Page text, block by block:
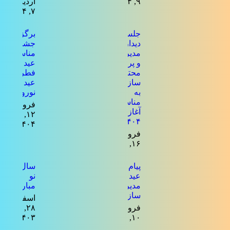
۷, ۱۴۰۴
جلسه
دیدار
مدیرعامل
و پرسنل
محترم
سازمان
به
مناسبت
آغاز سال
۱۴۰۴
فروردین
۱۶, ۱۴۰۴
برگزاری
جشن به
مناسبت
عید
فطر و
عید
نوروز
فروردین
۱۲,
۱۴۰۴
پیام تبریک
عید فطر
مدیرعامل
سازمان
فروردین
۱۰, ۱۴۰۴
سال
نو
مبارک
اسفند
۲۸,
۱۴۰۳